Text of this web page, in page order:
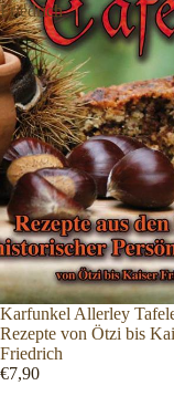
Friedrich
Karfunkel Allerley
Rezepte von Ötzi bis
Friedrich
€7,90